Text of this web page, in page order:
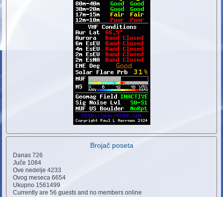
Brojač poseta
Danas726
Juče 1084
Ove nedelje4233
Ovog meseca6654
Ukupno 1561499
Currently are 56 guests and no members online